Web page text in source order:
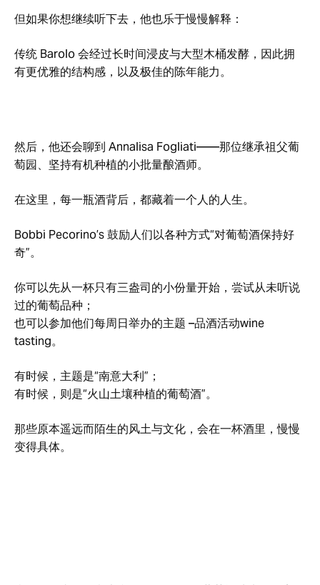
但如果你想继续听下去，他也乐于慢慢解释：
传统 Barolo 会经过长时间浸皮与大型木桶发酵，因此拥
有更优雅的结构感，以及极佳的陈年能力。
然后，他还会聊到 Annalisa Fogliati——那位继承祖父葡
萄园、坚持有机种植的小批量酿酒师。
在这里，每一瓶酒背后，都藏着一个人的人生。
Bobbi Pecorino’s 鼓励人们以各种方式“对葡萄酒保持好
奇”。
你可以先从一杯只有三盎司的小份量开始，尝试从未听说
过的葡萄品种；
也可以参加他们每周日举办的主题 –品酒活动wine
tasting。
有时候，主题是“南意大利”；
有时候，则是“火山土壤种植的葡萄酒”。
那些原本遥远而陌生的风土与文化，会在一杯酒里，慢慢
变得具体。